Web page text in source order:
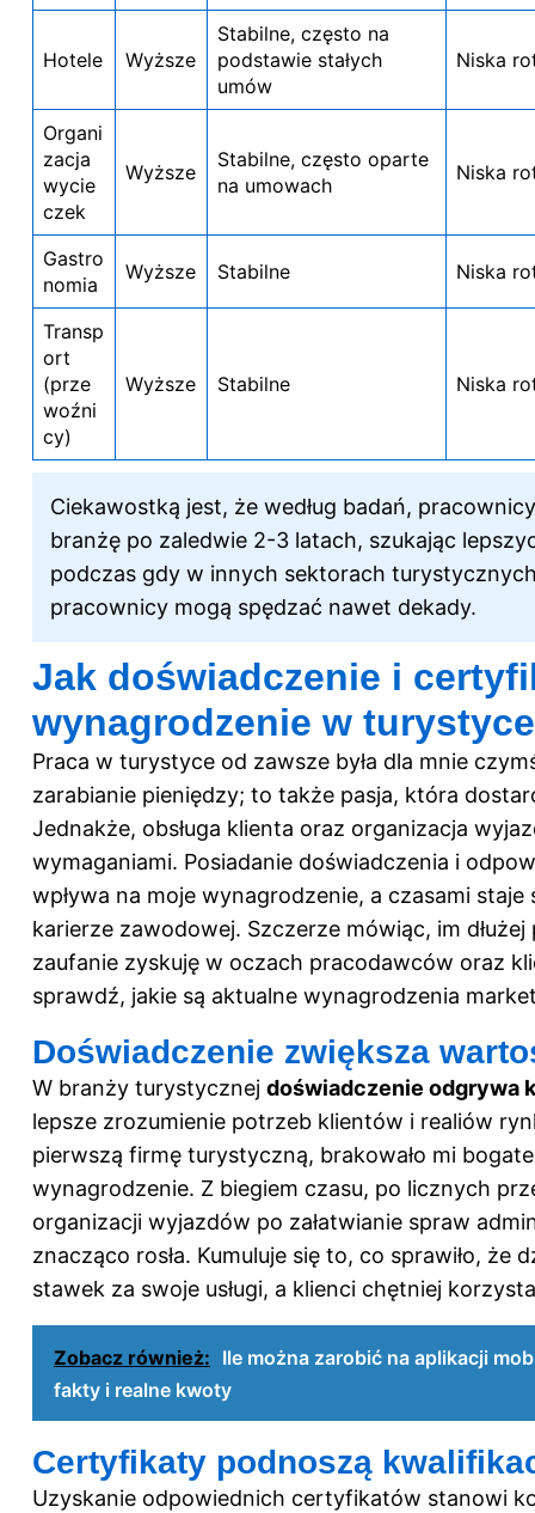
Hotele Wyższe
Stabilne, często na
podstawie stałych
umów
Niska
Organi
zacja
wycie
czek
Wyższe
Stabilne, często oparte
na umowach
Niska
Gastro
nomia
Wyższe Stabilne Niska
Transp
ort
(prze
woźni
cy)
Wyższe Stabilne Niska
Ciekawostką jest, że według badań,
branżę po zaledwie 2-3 latach, szukając
podczas gdy w innych sektorach
pracownicy mogą spędzać nawet dekady.
Jak doświadczenie i
wynagrodzenie w
Praca w turystyce od zawsze była dla mnie
zarabianie pieniędzy; to także pasja, która
Jednakże, obsługa klienta oraz organizacja
wymaganiami. Posiadanie doświadczenia i
wpływa na moje wynagrodzenie, a czasami
karierze zawodowej. Szczerze mówiąc, im
zaufanie zyskuję w oczach pracodawców oraz
sprawdź, jakie są aktualne wynagrodzenia
Doświadczenie zwiększa
W branży turystycznej doświadczenie odgrywa
lepsze zrozumienie potrzeb klientów i realiów
pierwszą firmę turystyczną, brakowało mi
wynagrodzenie. Z biegiem czasu, po licznych
organizacji wyjazdów po załatwianie spraw
znacząco rosła. Kumuluje się to, co sprawiło, że
stawek za swoje usługi, a klienci chętniej
Zobacz również: Ile można zarobić na aplikacji
fakty i realne kwoty
Certyfikaty podnoszą
Uzyskanie odpowiednich certyfikatów stanowi